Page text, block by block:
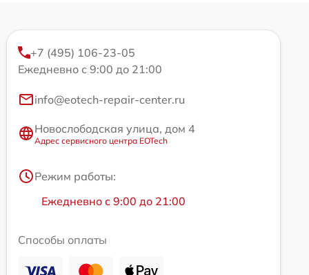
+7 (495) 106-23-05
Ежедневно с 9:00 до 21:00
info@eotech-repair-center.ru
Новослободская улица, дом 4
Адрес сервисного центра EOTech
Режим работы:
Ежедневно с 9:00 до 21:00
Способы оплаты